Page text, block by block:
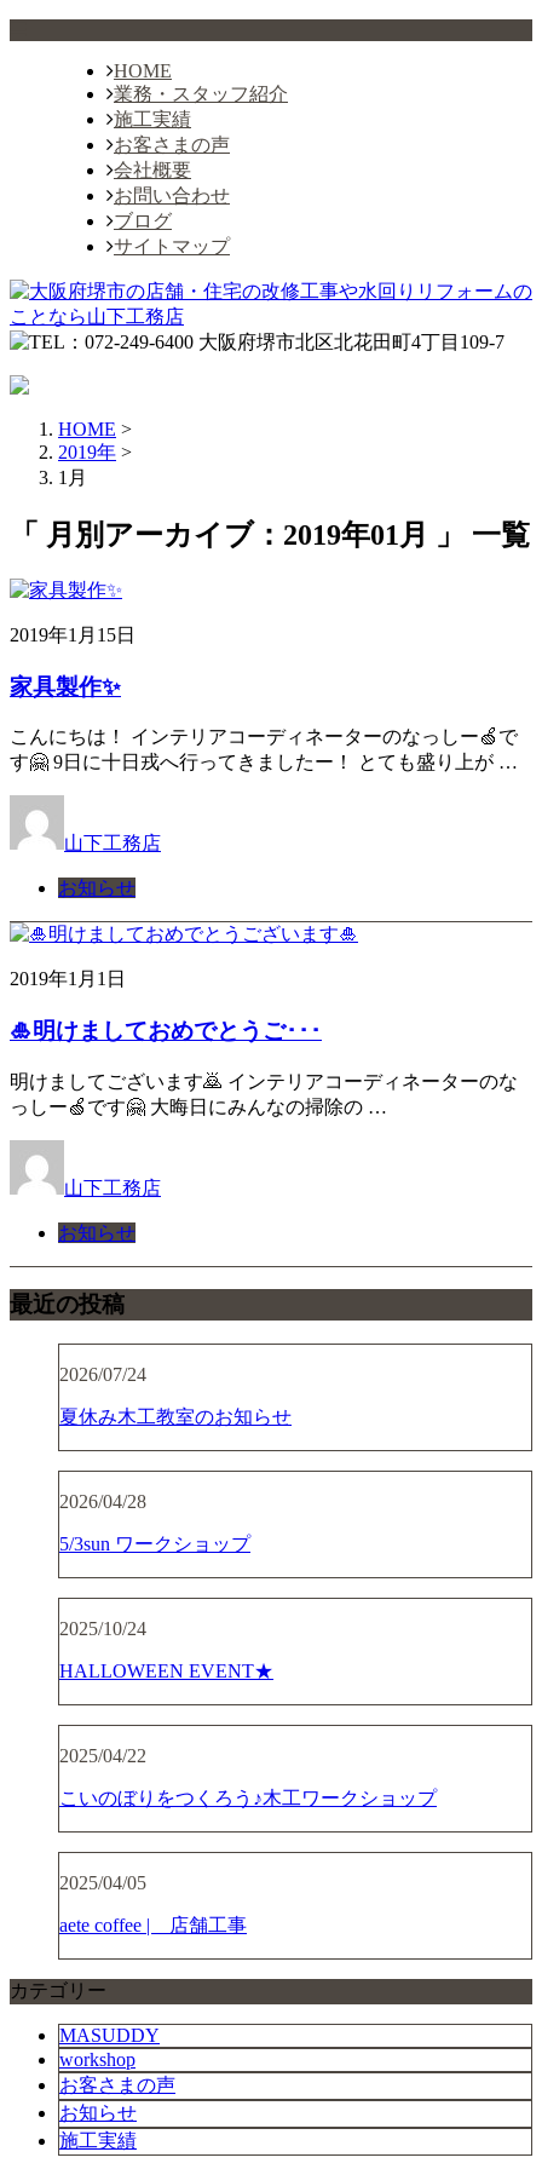
HOME
業務・スタッフ紹介
施工実績
お客さまの声
会社概要
お問い合わせ
ブログ
サイトマップ
HOME >
2019年 >
1月
「 月別アーカイブ：2019年01月 」 一覧
2019年1月15日
家具製作✨
こんにちは！ インテリアコーディネーターのなっしー🍏で
す🤗 9日に十日戎へ行ってきましたー！ とても盛り上が …
山下工務店
お知らせ
2019年1月1日
🎍明けましておめでとうご･･･
明けましてございます🙇 インテリアコーディネーターのな
っしー🍏です🤗 大晦日にみんなの掃除の …
山下工務店
お知らせ
最近の投稿
2026/07/24
夏休み木工教室のお知らせ
2026/04/28
5/3sun ワークショップ
2025/10/24
HALLOWEEN EVENT★
2025/04/22
こいのぼりをつくろう♪木工ワークショップ
2025/04/05
aete coffee | 店舗工事
カテゴリー
MASUDDY
workshop
お客さまの声
お知らせ
施工実績